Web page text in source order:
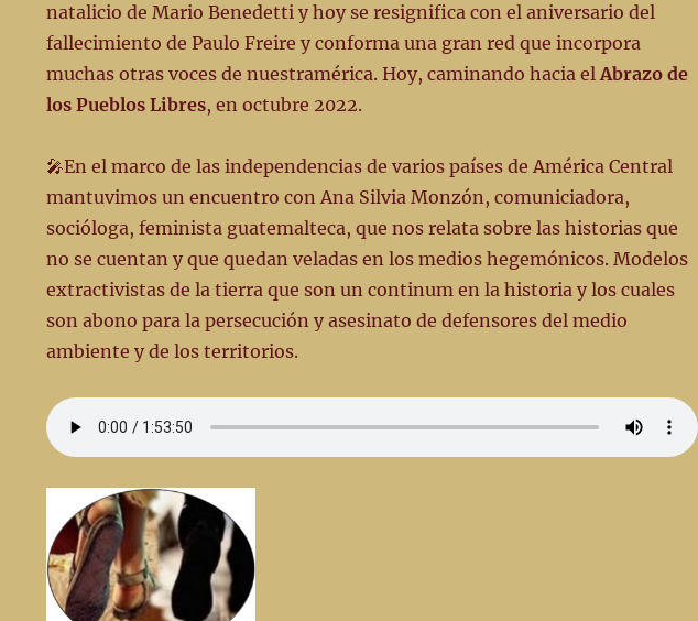
natalicio de Mario Benedetti y hoy se resignifica con el aniversario del
fallecimiento de Paulo Freire y conforma una gran red que incorpora
muchas otras voces de nuestramérica. Hoy, caminando hacia elAbrazo de
los Pueblos Libres, en octubre 2022.
🎤En el marco de las independencias de varios países de América Central
mantuvimos un encuentro con Ana Silvia Monzón, comuniciadora,
socióloga, feminista guatemalteca, que nos relata sobre las historias que
no se cuentan y que quedan veladas en los medios hegemónicos. Modelos
extractivistas de la tierra que son un continum en la historia y los cuales
son abono para la persecución y asesinato de defensores del medio
ambiente y de los territorios.